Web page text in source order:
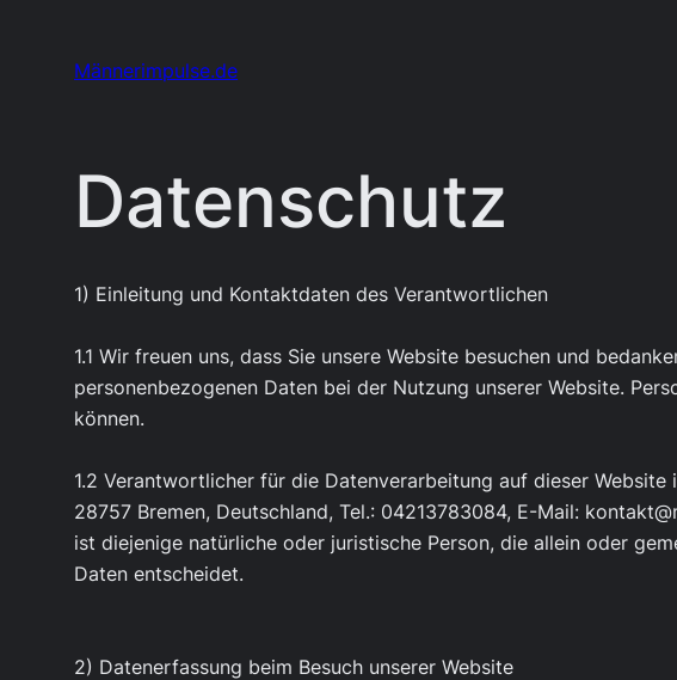
Männerimpulse.de
Datenschutz
1) Einleitung und Kontaktdaten des Verantwortlichen
1.1 Wir freuen uns, dass Sie unsere Website besuchen und
personenbezogenen Daten bei der Nutzung unserer Website.
können.
1.2 Verantwortlicher für die Datenverarbeitung auf dieser
28757 Bremen, Deutschland, Tel.: 04213783084, E-Mail:
ist diejenige natürliche oder juristische Person, die allein oder
Daten entscheidet.
2) Datenerfassung beim Besuch unserer Website